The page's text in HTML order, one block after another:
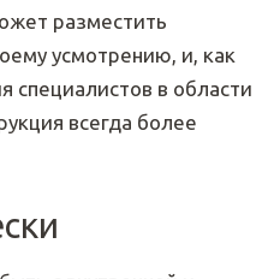
разместить
усмотрению, и, как
специалистов в области
всегда более